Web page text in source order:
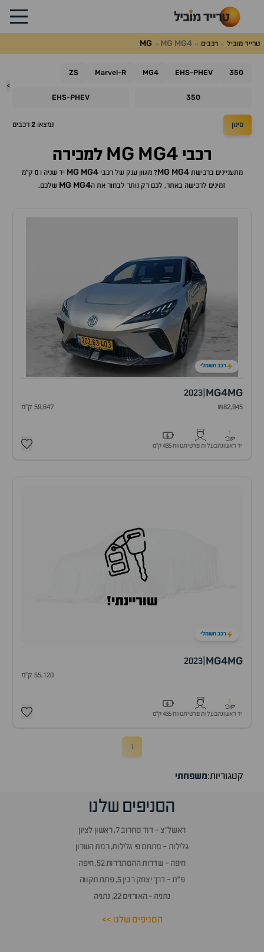
טרייד מוביל רכבים MG MG MG4
>
350
EHS-PHEV
MG4
Marvel-R
ZS
350
EHS-PHEV
סינון נמצאו 2 רכבים
רכבי MG MG4 למכירה
מתעניינים ברכישת MG MG4 ? מגוון ענק של רכבי MG MG4
יד שניה ו 0 ק"מ
זמינים לרכישה באתר, לכם רק נותר לבחור את ה
MG MG4 שלכם.
רכב חשמלי
MG
MG4
2023
₪82,945 59,647 ק"מ
1
יד ראשונהבעלות פרטיתטווח 435 ק״מ
שוריינתי!
רכב חשמלי
MG
MG4
2023
55,120 ק"מ
1
יד ראשונהבעלות פרטיתטווח 435 ק״מ
1
קטגוריות:משפחתי
הסניפים שלנו
ראשל״צ - דוד סחרוב 7, ראשון לציון
גלילות - מתחם פי גלילות, רמת השרון
חיפה - שדרות ההסתדרות 52, חיפה
פ״ת - דרך יצחק רבין 5, פתח תקווה
נתניה - האורזים 22, נתניה
הסניפים שלנו >>